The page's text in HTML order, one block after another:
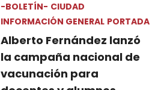
-BOLETÍN- CIUDAD
INFORMACIÓN GENERAL PORTADA
Alberto Fernández lanzó
la campaña nacional de
vacunación para